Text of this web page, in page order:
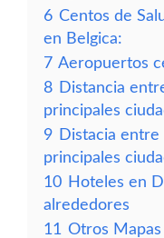
6 Centos de
en Belgica:
7 Aeropuertos
8 Distancia
principales
9 Distacia
principales
10 Hoteles en
alrededores
11 Otros